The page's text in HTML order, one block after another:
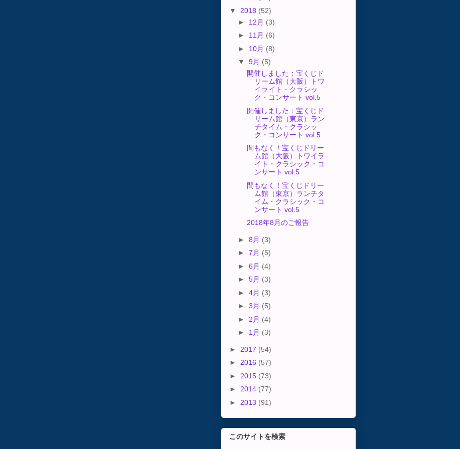
▼ 2018 (52)
► 12月 (3)
► 11月 (6)
► 10月 (8)
▼ 9月 (5)
開催しました：宝くじド
リーム館（大阪）トワ
イライト・クラシッ
ク・コンサート vol.5
開催しました：宝くじド
リーム館（東京）ラン
チタイム・クラシッ
ク・コンサート vol.5
間もなく！宝くじドリー
ム館（大阪）トワイラ
イト・クラシック・コ
ンサート vol.5
間もなく！宝くじドリー
ム館（東京）ランチタ
イム・クラシック・コ
ンサート vol.5
2018年8月のご報告
► 8月 (3)
► 7月 (5)
► 6月 (4)
► 5月 (3)
► 4月 (3)
► 3月 (5)
► 2月 (4)
► 1月 (3)
► 2017 (54)
► 2016 (57)
► 2015 (73)
► 2014 (77)
► 2013 (91)
このサイトを検索